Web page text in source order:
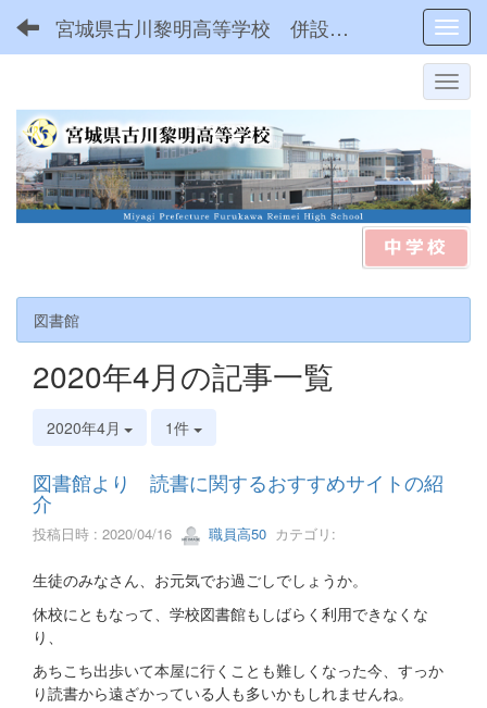
宮城県古川黎明高等学校 併設型中高一貫
図書館
2020年4月の記事一覧
2020年4月 1件
図書館より 読書に関するおすすめサイトの紹
介
投稿日時 : 2020/04/16 職員高50 カテゴリ:
生徒のみなさん、お元気でお過ごしでしょうか。
休校にともなって、学校図書館もしばらく利用できなくな
り、
あちこち出歩いて本屋に行くことも難しくなった今、すっか
り読書から遠ざかっている人も多いかもしれませんね。